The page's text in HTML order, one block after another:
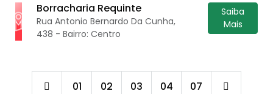
Borracharia Requinte
Rua Antonio Bernardo Da Cunha,
438 - Bairro: Centro
Saiba
Mais
01 02 03 04 07